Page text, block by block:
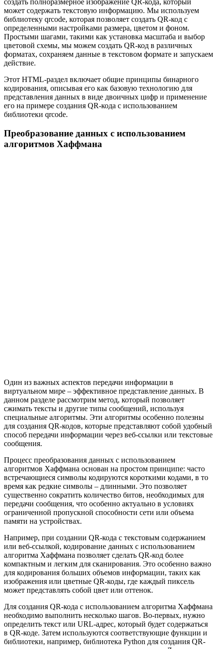
создать полноразмерное изображение QR-кода, который
может содержать текстовую информацию. Мы используем
библиотеку qrcode, которая позволяет создать QR-код с
определенными настройками размера, цветом и фоном.
Простыми шагами, такими как установка масштаба и выбор
цветовой схемы, мы можем создать QR-код в различных
форматах, сохраняем данные в текстовом формате и запускаем
действие.
Этот HTML-раздел включает общие принципы бинарного
кодирования, описывая его как базовую технологию для
представления данных в виде двоичных цифр и применение
его на примере создания QR-кода с использованием
библиотеки qrcode.
Преобразование данных с использованием
алгоритмов Хаффмана
Один из важных аспектов передачи информации в
виртуальном мире – эффективное представление данных. В
данном разделе рассмотрим метод, который позволяет
сжимать тексты и другие типы сообщений, используя
специальные алгоритмы. Эти алгоритмы особенно полезны
для создания QR-кодов, которые представляют собой удобный
способ передачи информации через веб-ссылки или текстовые
сообщения.
Процесс преобразования данных с использованием
алгоритмов Хаффмана основан на простом принципе: часто
встречающиеся символы кодируются короткими кодами, в то
время как редкие символы – длинными. Это позволяет
существенно сократить количество битов, необходимых для
передачи сообщения, что особенно актуально в условиях
ограниченной пропускной способности сети или объема
памяти на устройствах.
Например, при создании QR-кода с текстовым содержанием
или веб-ссылкой, кодирование данных с использованием
алгоритма Хаффмана позволяет сделать QR-код более
компактным и легким для сканирования. Это особенно важно
для кодирования больших объемов информации, таких как
изображения или цветные QR-коды, где каждый пиксель
может представлять собой цвет или оттенок.
Для создания QR-кода с использованием алгоритма Хаффмана
необходимо выполнить несколько шагов. Во-первых, нужно
определить текст или URL-адрес, который будет содержаться
в QR-коде. Затем используются соответствующие функции и
библиотеки, например, библиотека Python для создания QR-